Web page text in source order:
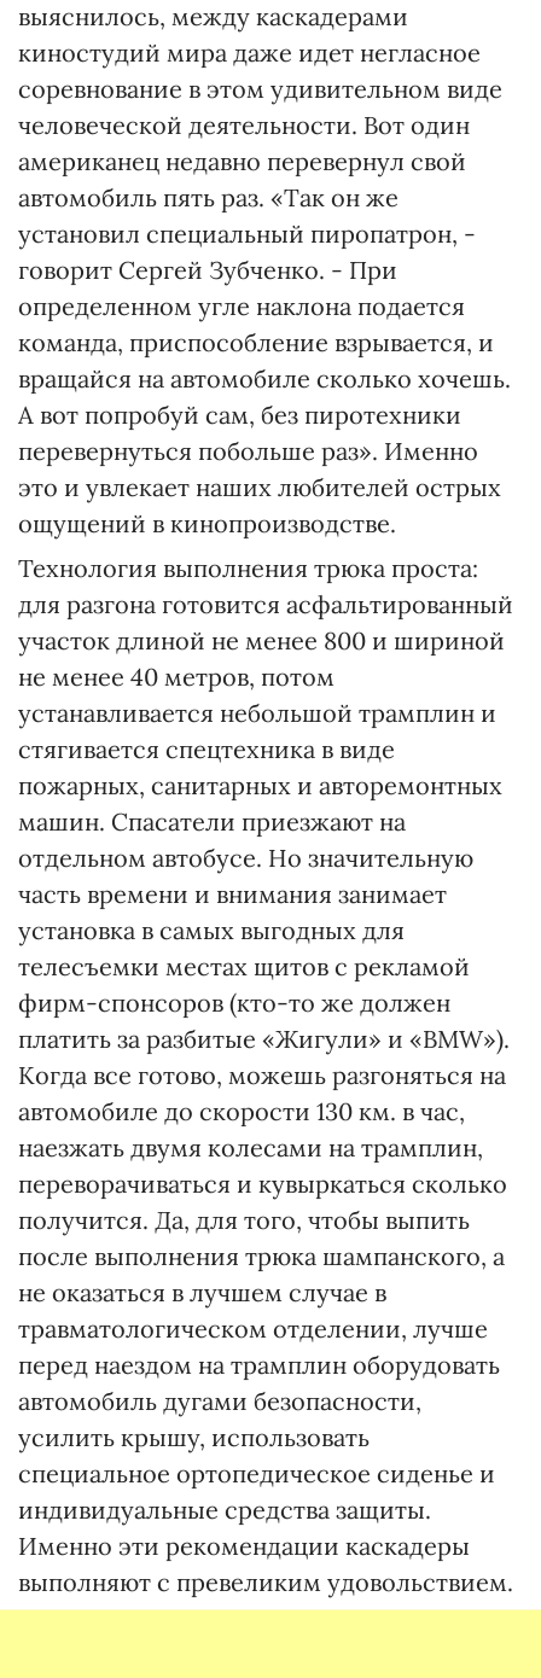
выяснилось, между каскадерами
киностудий мира даже идет негласное
соревнование в этом удивительном виде
человеческой деятельности. Вот один
американец недавно перевернул свой
автомобиль пять раз. «Так он же
установил специальный пиропатрон, -
говорит Сергей Зубченко. - При
определенном угле наклона подается
команда, приспособление взрывается, и
вращайся на автомобиле сколько хочешь.
А вот попробуй сам, без пиротехники
перевернуться побольше раз». Именно
это и увлекает наших любителей острых
ощущений в кинопроизводстве.
Технология выполнения трюка проста:
для разгона готовится асфальтированный
участок длиной не менее 800 и шириной
не менее 40 метров, потом
устанавливается небольшой трамплин и
стягивается спецтехника в виде
пожарных, санитарных и авторемонтных
машин. Спасатели приезжают на
отдельном автобусе. Но значительную
часть времени и внимания занимает
установка в самых выгодных для
телесъемки местах щитов с рекламой
фирм-спонсоров (кто-то же должен
платить за разбитые «Жигули» и «BMW»).
Когда все готово, можешь разгоняться на
автомобиле до скорости 130 км. в час,
наезжать двумя колесами на трамплин,
переворачиваться и кувыркаться сколько
получится. Да, для того, чтобы выпить
после выполнения трюка шампанского, а
не оказаться в лучшем случае в
травматологическом отделении, лучше
перед наездом на трамплин оборудовать
автомобиль дугами безопасности,
усилить крышу, использовать
специальное ортопедическое сиденье и
индивидуальные средства защиты.
Именно эти рекомендации каскадеры
выполняют с превеликим удовольствием.